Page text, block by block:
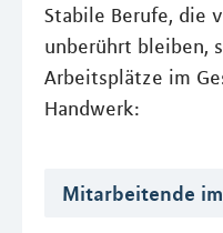
Stabile Berufe, die
unberührt bleiben,
Arbeitsplätze im
Handwerk:
Mitarbeitende